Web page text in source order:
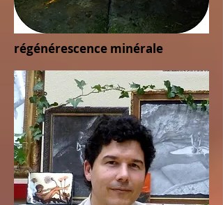
régénérescence minérale